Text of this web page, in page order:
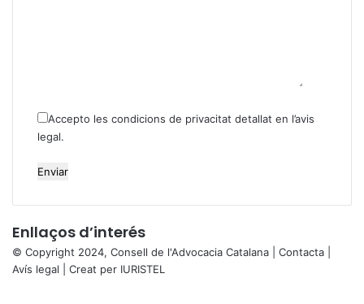
Accepto les condicions de privacitat detallat en l’avis
legal.
Enllaços d’interés
© Copyright 2024, Consell de l'Advocacia Catalana | Contacta
Avís legal | Creat per IURISTEL